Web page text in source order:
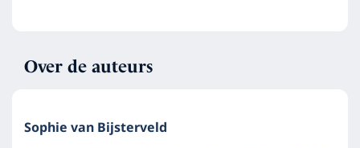
Over de auteurs
Sophie van Bijsterveld